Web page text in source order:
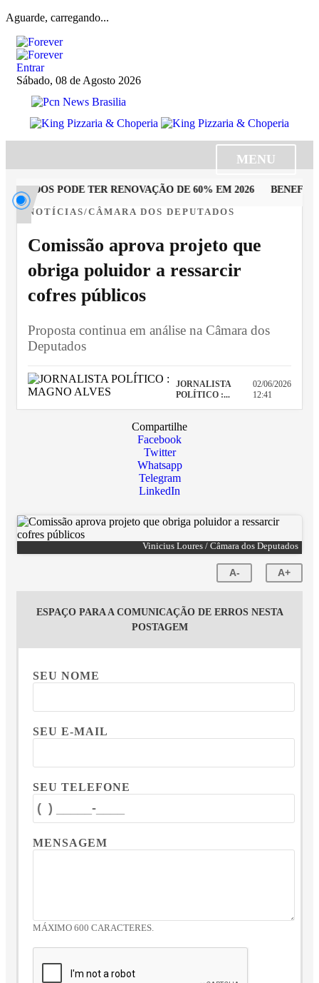
Aguarde, carregando...
Entrar
Sábado, 08 de Agosto 2026
MENU
PODE TER RENOVAÇÃO DE 60% EM 2026
NOTÍCIAS/CÂMARA DOS DEPUTADOS
Comissão aprova projeto que
obriga poluidor a ressarcir
cofres públicos
Proposta continua em análise na Câmara dos
Deputados
JORNALISTA
POLÍTICO :...
02/06/2026
12:41
Compartilhe
Facebook
Twitter
Whatsapp
Telegram
LinkedIn
Vinicius Loures / Câmara dos Deputados
A- A+
ESPAÇO PARA A COMUNICAÇÃO DE ERROS NESTA
POSTAGEM
SEU NOME
SEU E-MAIL
SEU TELEFONE
MENSAGEM
MÁXIMO 600 CARACTERES.